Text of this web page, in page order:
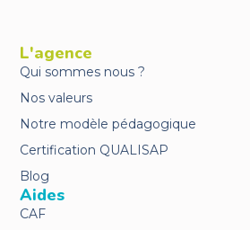
L'agence
Qui sommes nous ?
Nos valeurs
Notre modèle pédagogique
Certification QUALISAP
Blog
Aides
CAF